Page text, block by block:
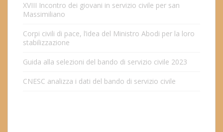
XVIII Incontro dei giovani in servizio civile per san
Massimiliano
Corpi civili di pace, l’idea del Ministro Abodi per la loro
stabilizzazione
Guida alla selezioni del bando di servizio civile 2023
CNESC analizza i dati del bando di servizio civile